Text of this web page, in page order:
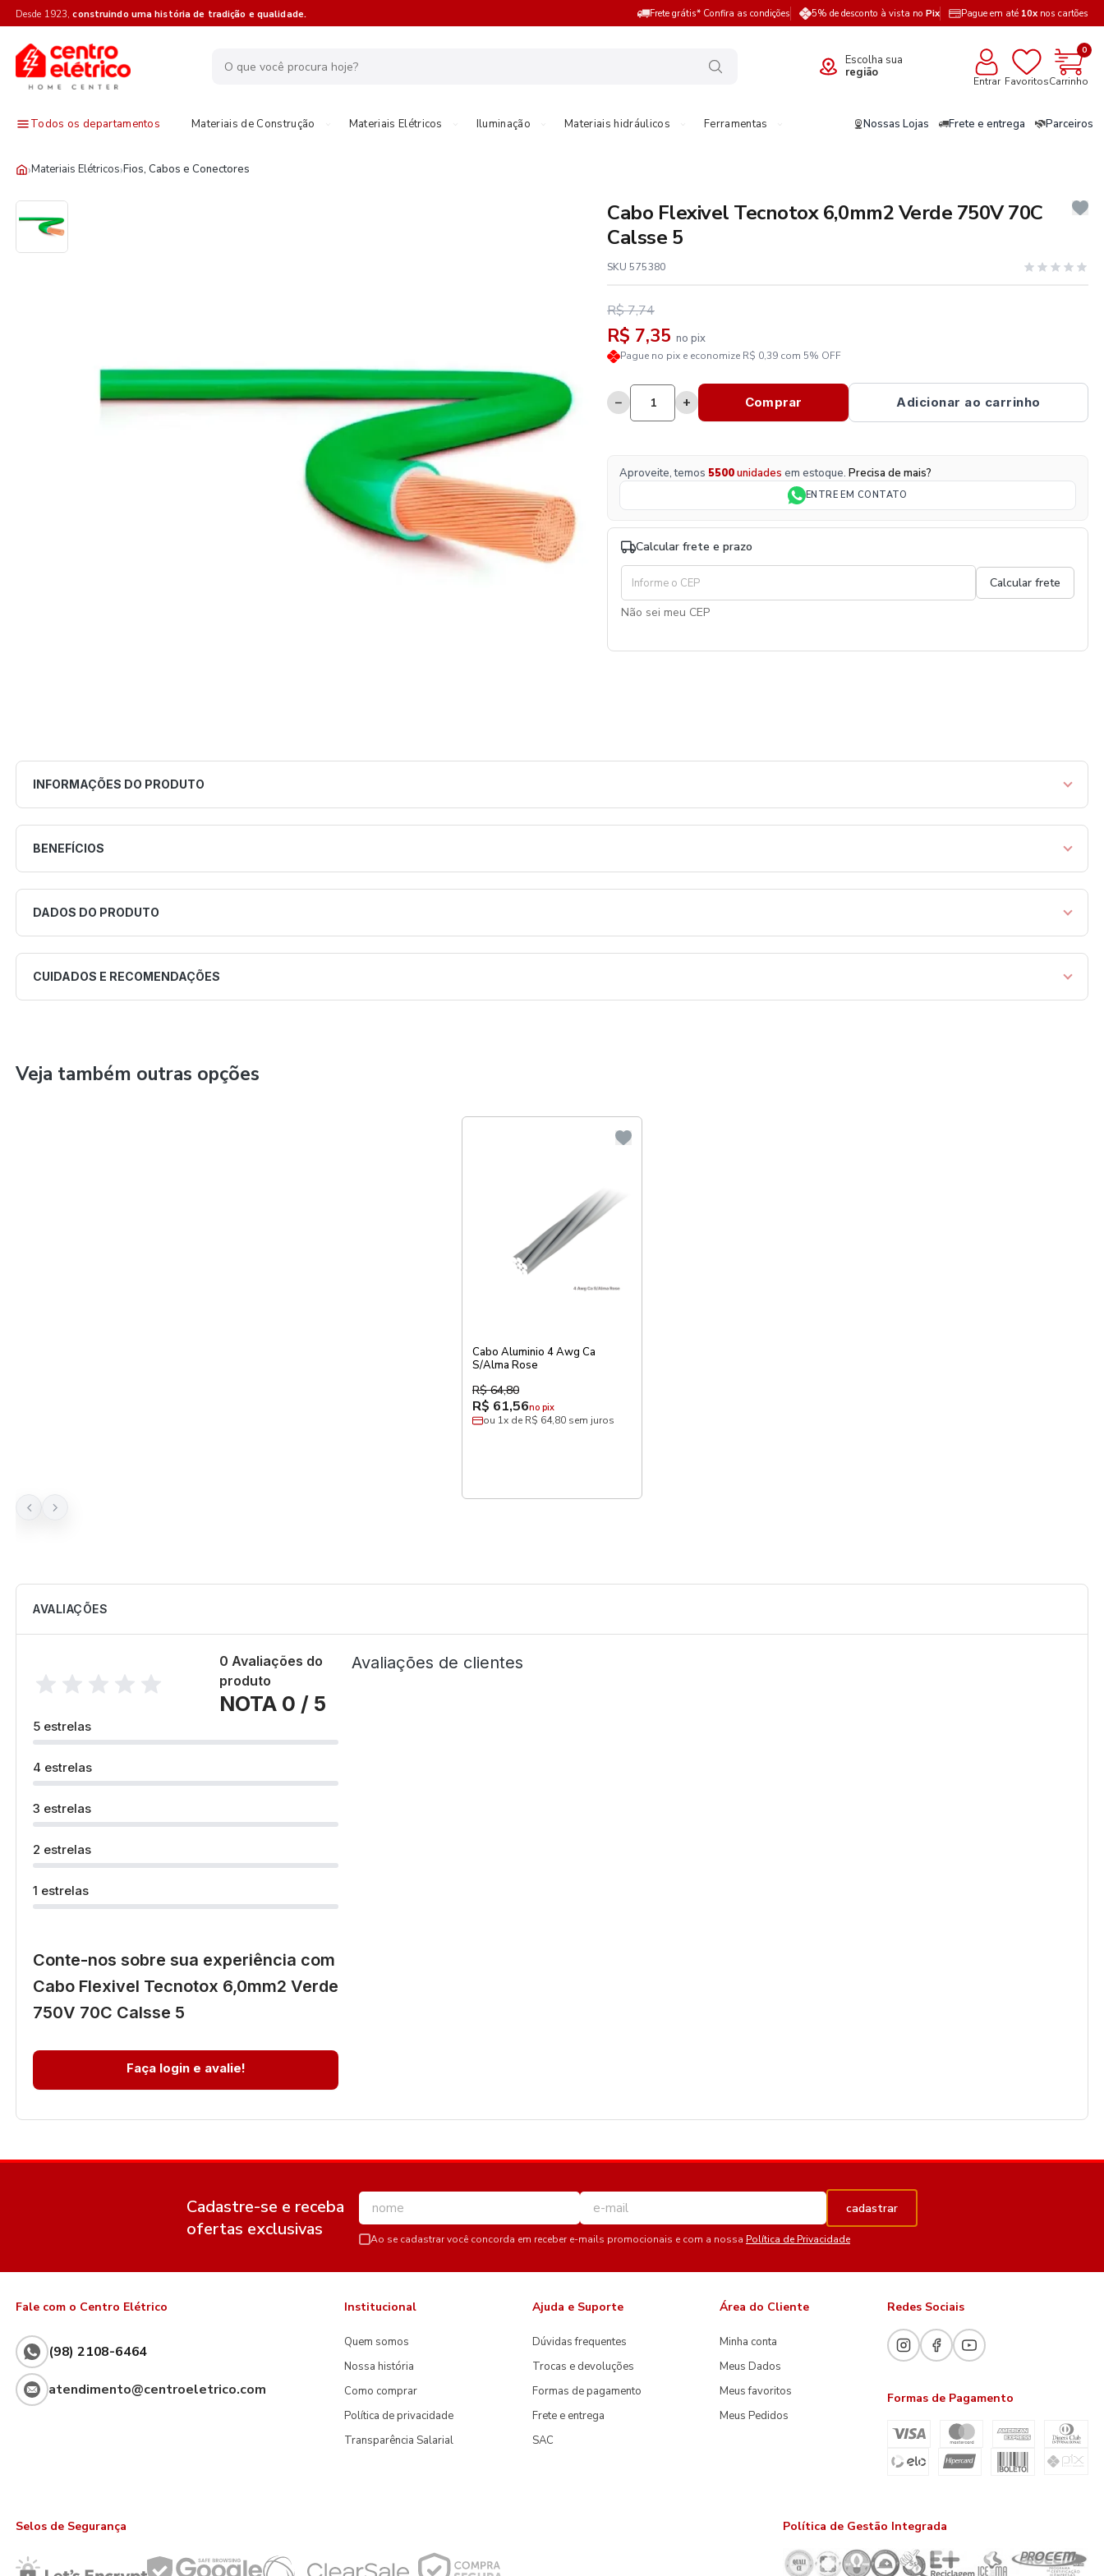
Desde 1923,construindo uma história de tradição e qualidade. Frete grátis* Confira as condições 5% de desconto à vista no Pix Pague em até 10x nos cartões
Escolha sua
região
Entrar Favoritos
0
Carrinho
Todos os departamentos Materiais de Construção Materiais Elétricos Iluminação Materiais hidráulicos Ferramentas Nossas Lojas Frete e entrega Parceiros
›Materiais Elétricos›Fios, Cabos e Conectores
Cabo Flexivel Tecnotox 6,0mm2 Verde 750V 70C
Calsse 5
SKU 575380
R$ 7,74
R$ 7,35 no pix
Pague no pix e economize R$ 0,39 com 5% OFF
− + Comprar Adicionar ao carrinho
Aproveite, temos 5500unidades em estoque. Precisa de mais?
ENTRE EM CONTATO
Calcular frete e prazo
Não sei meu CEP
INFORMAÇÕES DO PRODUTO
BENEFÍCIOS
DADOS DO PRODUTO
CUIDADOS E RECOMENDAÇÕES
Veja também outras opções
Cabo Aluminio 4 Awg Ca
S/Alma Rose
R$ 64,80
R$ 61,56no pix
ou 1x de R$ 64,80 sem juros
AVALIAÇÕES
0 Avaliações do
produto
NOTA 0 / 5
5 estrelas
4 estrelas
3 estrelas
2 estrelas
1 estrelas
Conte-nos sobre sua experiência com
Cabo Flexivel Tecnotox 6,0mm2 Verde
750V 70C Calsse 5
Faça login e avalie!
Avaliações de clientes
Cadastre-se e receba
ofertas exclusivas
cadastrar
Ao se cadastrar você concorda em receber e-mails promocionais e com a nossa Política de Privacidade
Fale com o Centro Elétrico
(98) 2108-6464
atendimento@centroeletrico.com
Institucional
Quem somos
Nossa história
Como comprar
Política de privacidade
Transparência Salarial
Ajuda e Suporte
Dúvidas frequentes
Trocas e devoluções
Formas de pagamento
Frete e entrega
SAC
Área do Cliente
Minha conta
Meus Dados
Meus favoritos
Meus Pedidos
Redes Sociais
Formas de Pagamento
Selos de Segurança Política de Gestão Integrada